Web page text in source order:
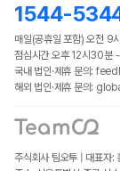
1544-
매일(공휴일 포함) 오전 9
점심시간 오후 12시30분
국내 법인·제휴 문의:
해외 법인·제휴 문의:
주식회사 팀오투 | 대표